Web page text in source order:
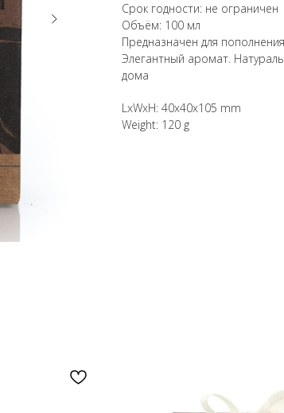
Срок годности: не ограничен
Объём: 100 мл
Предназначен для
Элегантный аромат.
дома
LxWxH: 40x40x105 mm
Weight: 120 g